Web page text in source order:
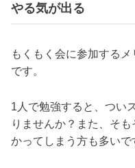
やる気が出る
もくもく会に参加する
です。
1人で勉強すると、つい
りませんか？また、そ
かってしまう方も多いで